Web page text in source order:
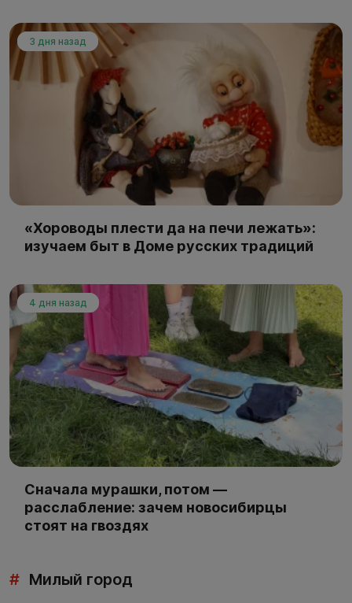
3 дня назад
«Хороводы плести да на печи лежать»:
изучаем быт в Доме русских традиций
4 дня назад
Сначала мурашки, потом —
расслабление: зачем новосибирцы
стоят на гвоздях
# Милый город